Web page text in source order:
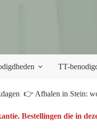
TT-
👉 Afhalen in Stein:
Bestellingen die in